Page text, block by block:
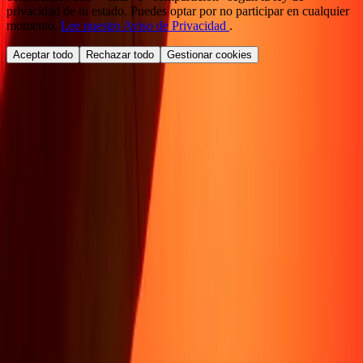
privacidad de tu estado. Puedes optar por no participar en cualquier
momento. Lee nuestro Aviso de Privacidad .
Aceptar todo Rechazar todo Gestionar cookies